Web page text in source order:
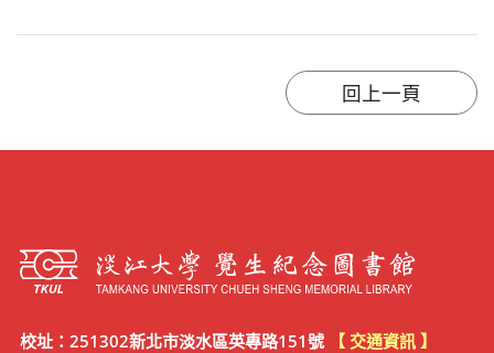
校址：251302新北市淡水區英專路151號 【 交通資訊 】